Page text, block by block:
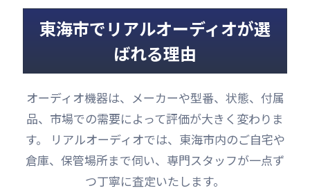
東海市でリアルオーディオが選
ばれる理由
オーディオ機器は、メーカーや型番、状態、付属
品、市場での需要によって評価が大きく変わりま
す。 リアルオーディオでは、東海市内のご自宅や
倉庫、保管場所まで伺い、専門スタッフが一点ず
つ丁寧に査定いたします。